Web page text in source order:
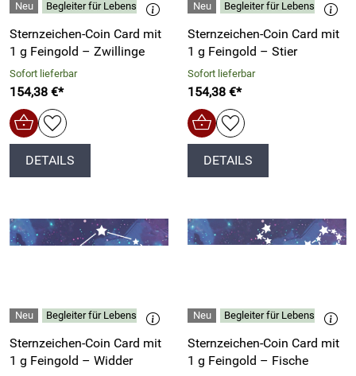
Begleiter für Lebensphasen, Horoskop-Interessierte
Sternzeichen-Coin Card mit
1 g Feingold – Zwillinge
Sofort lieferbar
154,38 €*
DETAILS
Begleiter für Lebensphasen,
Sternzeichen-Coin Card mit
1 g Feingold – Stier
Sofort lieferbar
154,38 €*
DETAILS
Begleiter für Lebensphasen, Horoskop-Interessierte
Sternzeichen-Coin Card mit
1 g Feingold – Widder
Begleiter für Lebensphasen,
Sternzeichen-Coin Card mit
1 g Feingold – Fische